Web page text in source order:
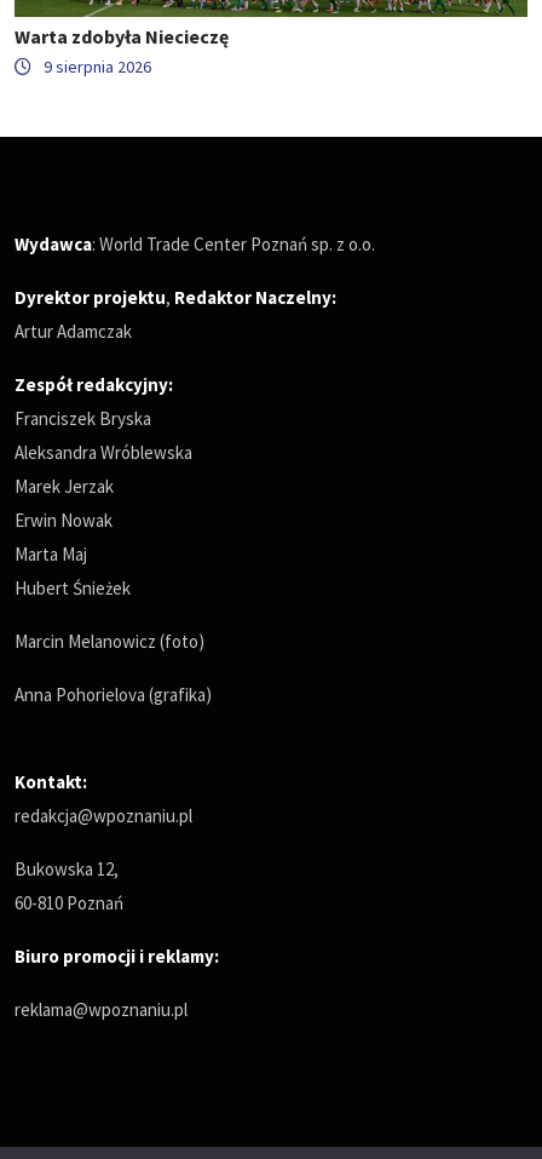
Warta zdobyła Niecieczę
9 sierpnia 2026
Wydawca: World Trade Center Poznań sp. z o.o.
Dyrektor projektu, Redaktor Naczelny:
Artur Adamczak
Zespół redakcyjny:
Franciszek Bryska
Aleksandra Wróblewska
Marek Jerzak
Erwin Nowak
Marta Maj
Hubert Śnieżek
Marcin Melanowicz (foto)
Anna Pohorielova (grafika)
Kontakt:
redakcja@wpoznaniu.pl
Bukowska 12,
60-810 Poznań
Biuro promocji i reklamy:
reklama@wpoznaniu.pl